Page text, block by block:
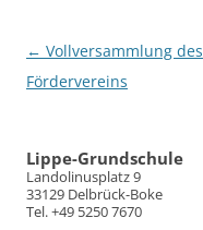
Beitragsnavigation
← Vollversammlung des
Fördervereins
Lippe-Grundschule
Landolinusplatz 9
33129 Delbrück-Boke
Tel. +49 5250 7670